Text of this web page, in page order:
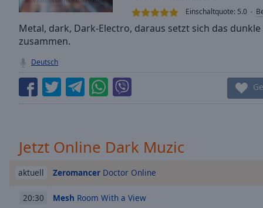
Stream
TypeLIVE
Seek to
currently
behind
LIVE
Remaining
Time-
Playback
Einschaltquote: 5.0
Metal, dark, Dark-Electro, daraus setzt sich das
zusammen.
Deutsch
Jetzt Online Dark Muzic
aktuell Zeromancer Doctor Online
20:30 Mesh Room With a View